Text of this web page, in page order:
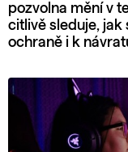
pozvolna mění v
citlivě sleduje, jak
ochraně i k